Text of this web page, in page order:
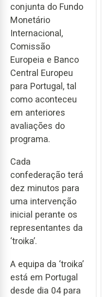
conjunta do Fundo
Monetário
Internacional,
Comissão
Europeia e Banco
Central Europeu
para Portugal, tal
como aconteceu
em anteriores
avaliações do
programa.
Cada
confederação terá
dez minutos para
uma intervenção
inicial perante os
representantes da
‘troika’.
A equipa da ‘troika’
está em Portugal
desde dia 04 para